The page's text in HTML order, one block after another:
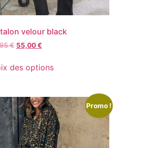
velour black
€ 55,00€
des options
Promo !